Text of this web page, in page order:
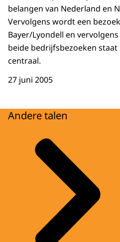
belangen van Nederland en
Vervolgens wordt een
Bayer/Lyondell en
beide bedrijfsbezoeken
centraal.
27 juni 2005
Andere talen